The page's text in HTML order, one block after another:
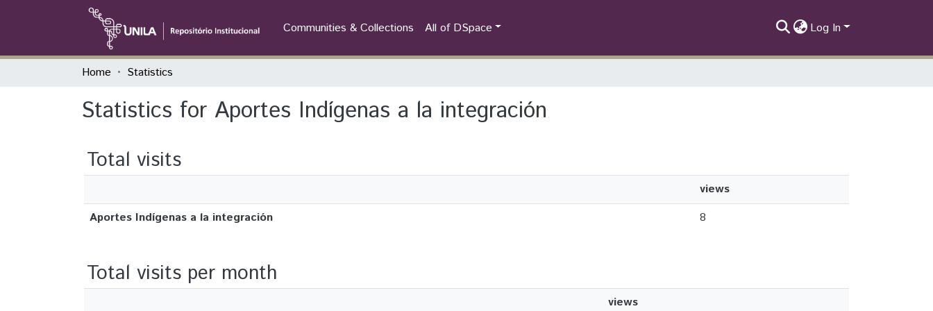
Communities & Collections All of DSpace Log In
Home Statistics
Statistics for Aportes Indígenas a la integración
Total visits
views
Aportes Indígenas a la integración
8
Total visits per month
views